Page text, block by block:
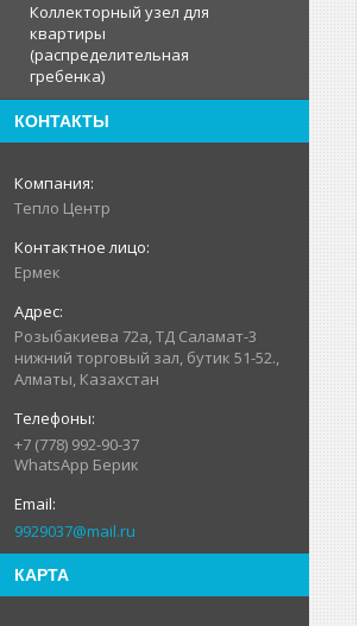
Коллекторный узел для
квартиры
(распределительная
гребенка)
КОНТАКТЫ
Тепло Центр
Ермек
Розыбакиева 72а, ТД Саламат-3
нижний торговый зал, бутик 51-52.,
Алматы, Казахстан
+7 (778) 992-90-37
WhatsApp Берик
9929037@mail.ru
КАРТА